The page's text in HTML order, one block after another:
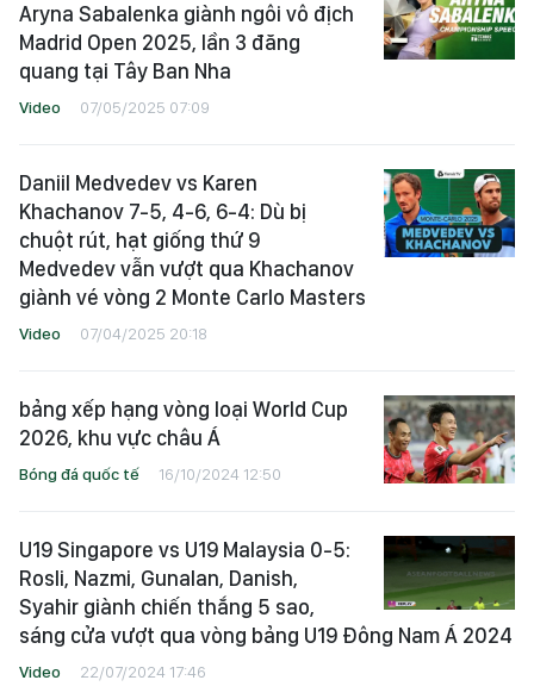
Aryna Sabalenka giành ngôi vô địch
Madrid Open 2025, lần 3 đăng
quang tại Tây Ban Nha
Video 07/05/2025 07:09
Daniil Medvedev vs Karen
Khachanov 7-5, 4-6, 6-4: Dù bị
chuột rút, hạt giống thứ 9
Medvedev vẫn vượt qua Khachanov
giành vé vòng 2 Monte Carlo Masters
Video 07/04/2025 20:18
bảng xếp hạng vòng loại World Cup
2026, khu vực châu Á
Bóng đá quốc tế 16/10/2024 12:50
U19 Singapore vs U19 Malaysia 0-5:
Rosli, Nazmi, Gunalan, Danish,
Syahir giành chiến thắng 5 sao,
sáng cửa vượt qua vòng bảng U19 Đông Nam Á 2024
Video 22/07/2024 17:46